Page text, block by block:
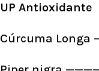
UP Antioxidante
Cúrcuma